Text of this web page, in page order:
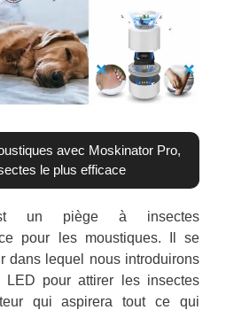
avec Moskinator Pro,
le plus efficace
un piège à insectes
pour les moustiques. Il se
dans lequel nous introduirons
LED pour attirer les insectes
qui aspirera tout ce qui